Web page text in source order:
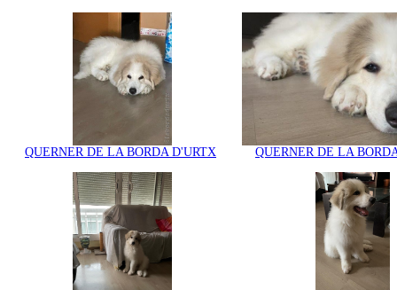
QUERNER DE LA BORDA D'URTX QUERNER DE LA